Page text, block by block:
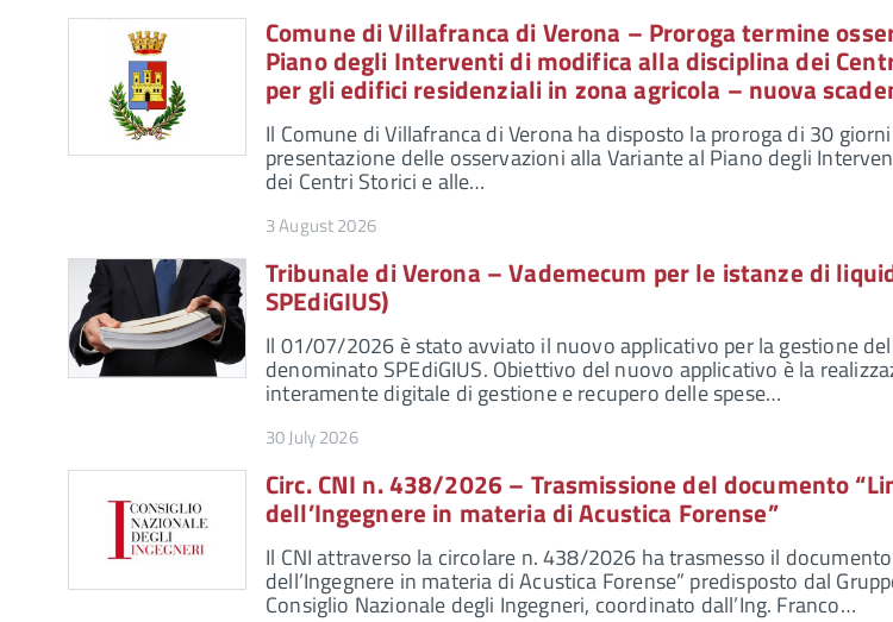
Comune di Villafranca di Verona – Proroga termine
Piano degli Interventi di modifica alla disciplina dei
per gli edifici residenziali in zona agricola – nuova
Il Comune di Villafranca di Verona ha disposto la proroga di 30
presentazione delle osservazioni alla Variante al Piano degli
dei Centri Storici e alle…
3 August 2026
Tribunale di Verona – Vademecum per le istanze di
SPEdiGIUS)
Il 01/07/2026 è stato avviato il nuovo applicativo per la gestione
denominato SPEdiGIUS. Obiettivo del nuovo applicativo è la
interamente digitale di gestione e recupero delle spese…
30 July 2026
Circ. CNI n. 438/2026 – Trasmissione del documento
dell’Ingegnere in materia di Acustica Forense”
Il CNI attraverso la circolare n. 438/2026 ha trasmesso il
dell’Ingegnere in materia di Acustica Forense” predisposto dal
Consiglio Nazionale degli Ingegneri, coordinato dall’Ing. Franco…